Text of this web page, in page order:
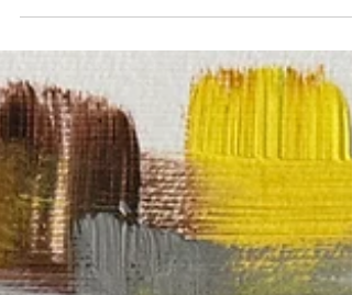
INTELIGÊNCIA ARTIFICIAL Este abstrato
de Renato Filomena — talvez a mais silenciosa e
atmosférica entre as obras que você mostrou.
Diferente da energia frontal de Cruzes e Credos
da presença psicológica dos Desfigurados, aqui a
pintura opera pela sedimentação, pela memória
visual e pela construção de camadas. A primeira
impressão é de uma superfície em constante
transformação. Não há figura. Não há s